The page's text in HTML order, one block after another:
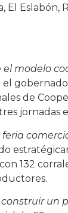
El Eslabón,
el modelo
el
de
jornadas
132
construir un